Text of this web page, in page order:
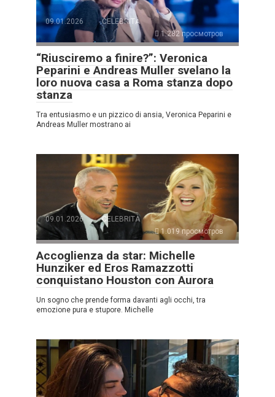
09.01.2026
CELEBRITÀ
1.282 просмотров
“Riusciremo a finire?”: Veronica
Peparini e Andreas Muller svelano la
loro nuova casa a Roma stanza dopo
stanza
Tra entusiasmo e un pizzico di ansia, Veronica Peparini e
Andreas Muller mostrano ai
09.01.2026
CELEBRITÀ
1.019 просмотров
Accoglienza da star: Michelle
Hunziker ed Eros Ramazzotti
conquistano Houston con Aurora
Un sogno che prende forma davanti agli occhi, tra
emozione pura e stupore. Michelle